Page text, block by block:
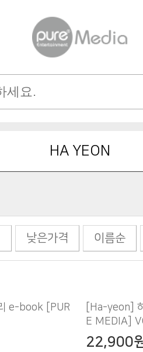
HA YEON
낮은가격 이름순
E MEDIA]
22,900